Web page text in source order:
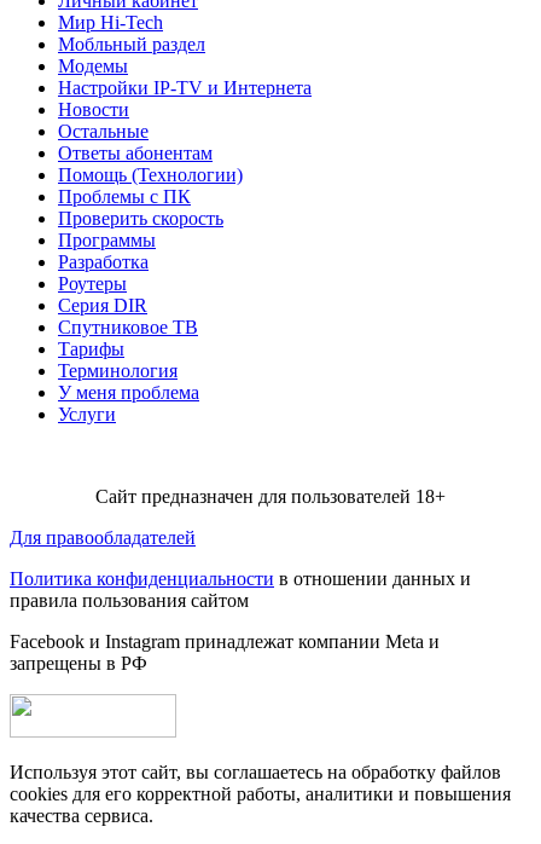
Мир Hi-Tech
Мобльный раздел
Модемы
Настройки IP-TV и Интернета
Новости
Остальные
Ответы абонентам
Помощь (Технологии)
Проблемы с ПК
Проверить скорость
Программы
Разработка
Роутеры
Серия DIR
Спутниковое ТВ
Тарифы
Терминология
У меня проблема
Услуги
Сайт предназначен для пользователей 18+
Для правообладателей
Политика конфиденциальности в отношении данных и
правила пользования сайтом
Facebook и Instagram принадлежат компании Metа и
запрещены в РФ
Используя этот сайт, вы соглашаетесь на обработку файлов
cookies для его корректной работы, аналитики и повышения
качества сервиса.